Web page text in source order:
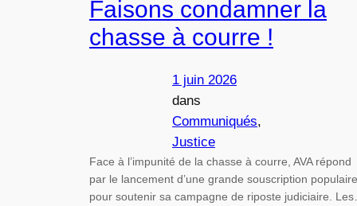
Faisons condamner la
chasse à courre !
1 juin 2026
dans
Communiqués
Justice
Face à l’impunité de la chasse à courre, AVA répond
par le lancement d’une grande souscription populaire
pour soutenir sa campagne de riposte judiciaire.